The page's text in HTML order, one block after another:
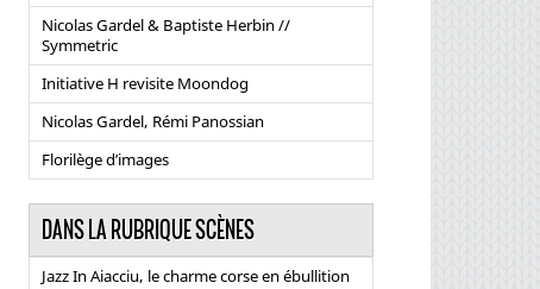
Nicolas Gardel & Baptiste Herbin //
Symmetric
Initiative H revisite Moondog
Nicolas Gardel, Rémi Panossian
Florilège d’images
DANS LA RUBRIQUE SCÈNES
Jazz In Aiacciu, le charme corse en ébullition